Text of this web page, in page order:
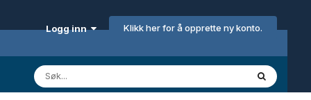
Logg inn Klikk her for å opprette ny konto.